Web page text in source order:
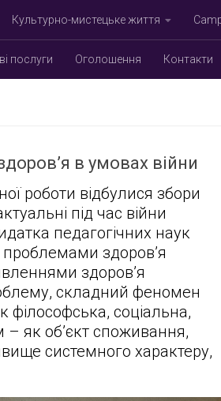
Культурно-мистецьке життя
послуги Оголошення Контакти
в умовах війни
роботи відбулися збори
під час війни
педагогічних наук
здоров’я
здоров’я
складний феномен
філософська, соціальна,
– як об’єкт споживання,
системного характеру,